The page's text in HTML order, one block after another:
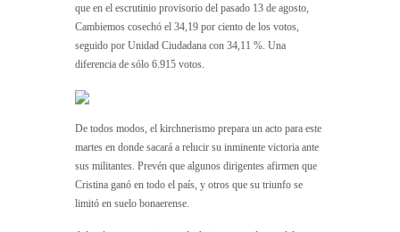
que en el escrutinio provisorio del pasado 13 de agosto,
Cambiemos cosechó el 34,19 por ciento de los votos,
seguido por Unidad Ciudadana con 34,11 %. Una
diferencia de sólo 6.915 votos.
De todos modos, el kirchnerismo prepara un acto para este
martes en donde sacará a relucir su inminente victoria ante
sus militantes. Prevén que algunos dirigentes afirmen que
Cristina ganó en todo el país, y otros que su triunfo se
limitó en suelo bonaerense.